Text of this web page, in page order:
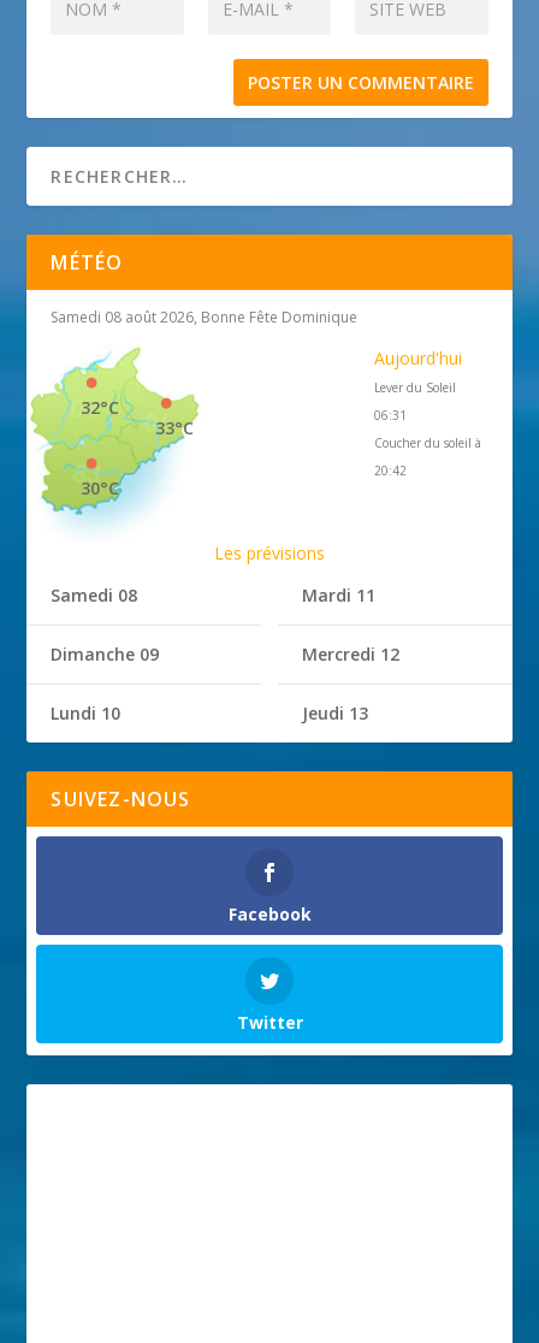
MÉTÉO
Samedi 08 août 2026, Bonne Fête Dominique
33°C
32°C
30°C
Aujourd'hui
Lever du Soleil
06:31
Coucher du soleil à
20:42
Les prévisions
Samedi 08
Dimanche 09
Lundi 10
Mardi 11
Mercredi 12
Jeudi 13
SUIVEZ-NOUS
Facebook
Twitter